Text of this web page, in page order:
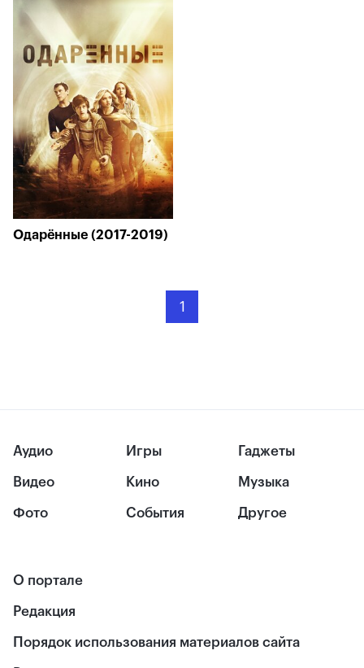
Одарённые (2017-2019)
1
Аудио
Видео
Фото
Игры
Кино
События
Гаджеты
Музыка
Другое
О портале
Редакция
Порядок использования материалов сайта